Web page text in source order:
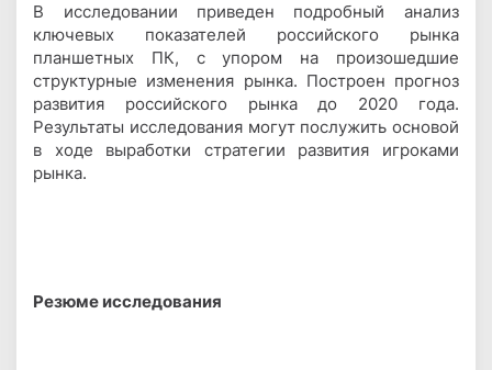
В исследовании приведен подробный анализ
ключевых показателей российского рынка
планшетных ПК, с упором на произошедшие
структурные изменения рынка. Построен прогноз
развития российского рынка до 2020 года.
Результаты исследования могут послужить основой
в ходе выработки стратегии развития игроками
рынка.
Резюме исследования